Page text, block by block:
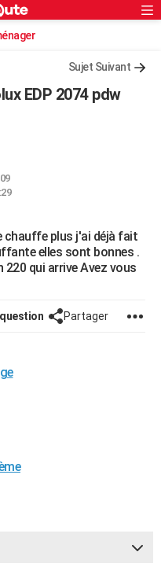
Sujet Suivant
EDP 2074 pdw
chauffe plus j'ai déjà fait
elles sont bonnes .
qui arrive Avez vous
Partager